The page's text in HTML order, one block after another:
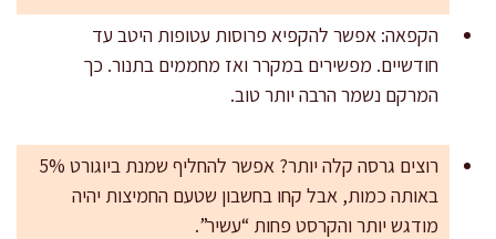
הקפאה: אפשר להקפיא פרוסות עטופות היטב עד
חודשיים. מפשירים במקרר ואז מחממים בתנור. כך
המרקם נשמר הרבה יותר טוב.
רוצים גרסה קלה יותר? אפשר להחליף שמנת ביוגורט 5%
באותה כמות, אבל קחו בחשבון שטעם החמיצות יהיה
מודגש יותר והקרסט פחות “עשיר”.